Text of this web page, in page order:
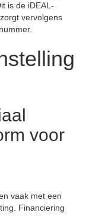
is de iDEAL-
vervolgens
voor
vaak met een
Financiering